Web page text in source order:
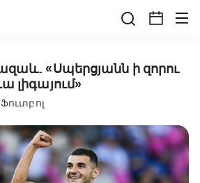
«Սպերցյանն ի զորու
լիգայում»
Ֆուտբոլ